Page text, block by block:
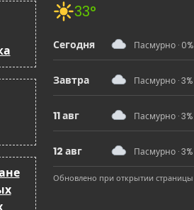
33°
Сегодня Пасмурно · 0%
Завтра Пасмурно · 3%
11 авг Пасмурно · 3%
12 авг Пасмурно · 3%
Обновлено при открытии страницы